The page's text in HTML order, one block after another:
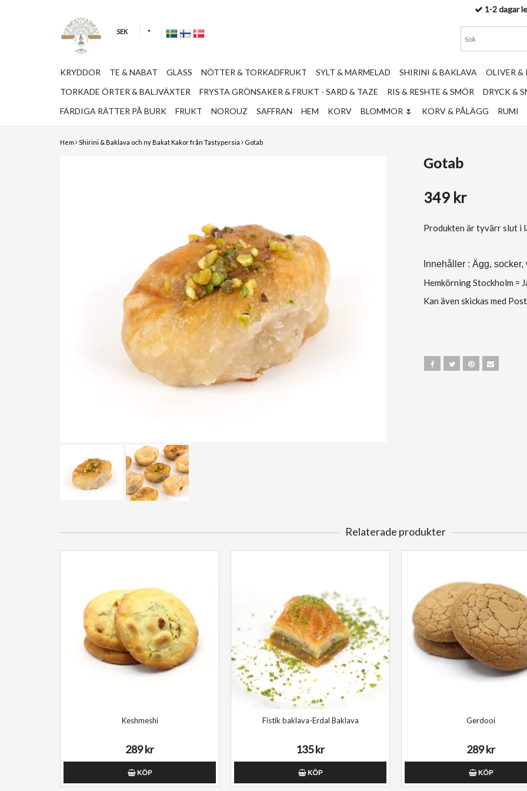
Hem Shirini & Baklava och ny Bakat Kakor från Tastypersia Gotab
Gotab
349 kr
Produkten är tyvärr slut i
Innehåller : Ägg,
Hemkörning Stockholm =
Kan även skickas med
Relaterade produkter
Keshmeshi
289 kr
KÖP
Fistik baklava-Erdal Baklava
135 kr
KÖP
Gerdooi
289 kr
KÖP
SEK
1-2 dagar
KRYDDOR TE & NABAT GLASS NÖTTER & TORKADFRUKT SYLT & MARMELAD SHIRINI & BAKLAVA OLIVER &
TORKADE ÖRTER & BALJVÄXTER
FRYSTA GRÖNSAKER & FRUKT - SARD & TAZE RIS & RESHTE & SMÖR DRYCK &
FÄRDIGA RÄTTER PÅ BURK
FRUKT NOROUZ SAFFRAN HEM KORV BLOMMOR 🌷 KORV & PÅLÄGG RUMI